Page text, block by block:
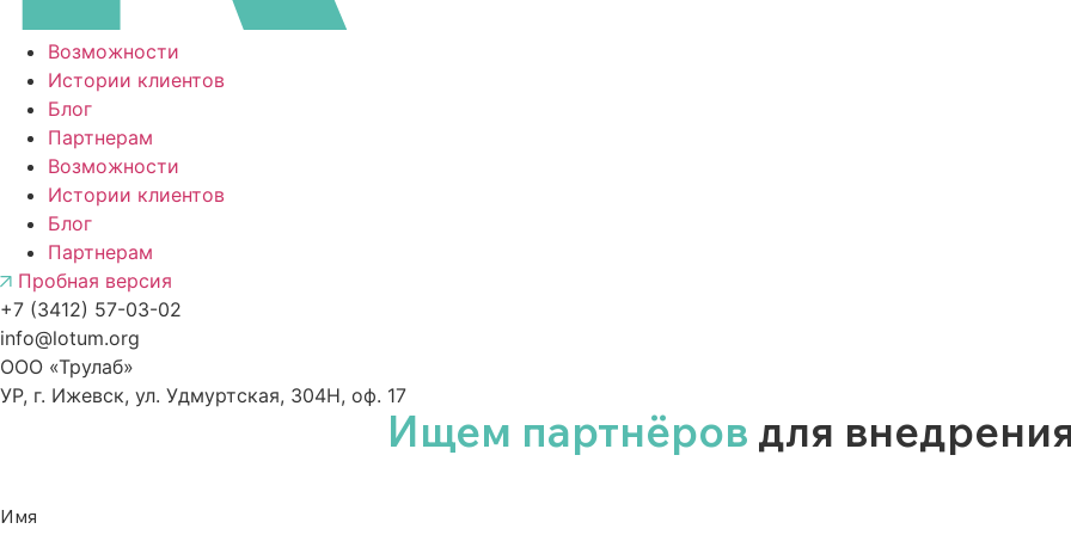
Возможности
Истории клиентов
Блог
Партнерам
Возможности
Истории клиентов
Блог
Партнерам
Пробная версия
+7 (3412) 57-03-02
info@lotum.org
ООО «Трулаб»
УР, г. Ижевск, ул. Удмуртская, 304Н, оф. 17
Ищем партнёров для
Имя